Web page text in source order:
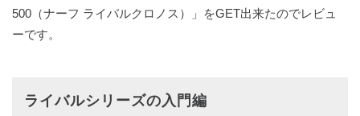
500（ナーフ ライバルクロノス）」をGET出来たのでレビュ
ーです。
ライバルシリーズの入門編